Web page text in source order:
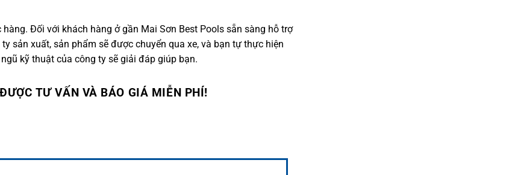
Đối với khách hàng ở gần Mai Sơn Best Pools sẵn sàng hỗ trợ
sản xuất, sản phẩm sẽ được chuyển qua xe, và bạn tự thực hiện
kỹ thuật của công ty sẽ giải đáp giúp bạn.
TƯ VẤN VÀ BÁO GIÁ MIỄN PHÍ!